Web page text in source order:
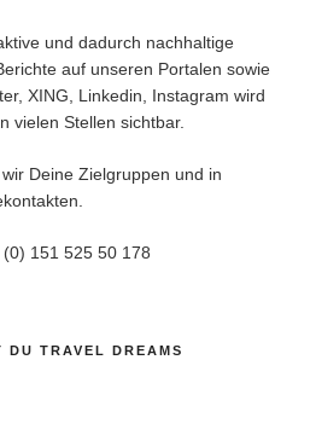
und dadurch nachhaltige
auf unseren Portalen sowie
XING, Linkedin, Instagram wird
vielen Stellen sichtbar.
Deine Zielgruppen und in
151 525 50 178
DU TRAVEL DREAMS